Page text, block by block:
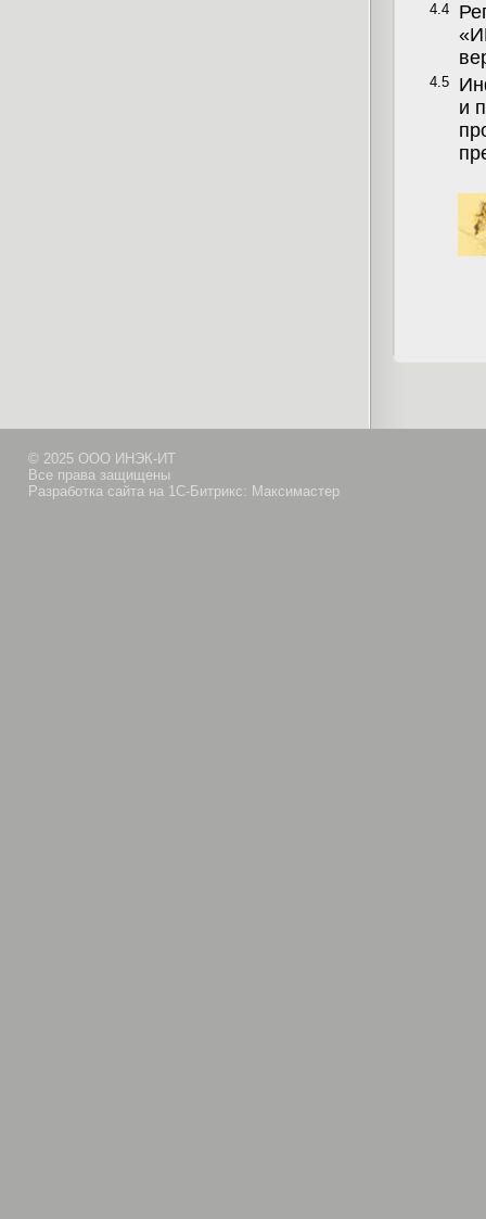
4.4
4.5
и
© 2025 ООО ИНЭК-ИТ
Все права защищены
Разработка сайта на 1С-Битрикс: Максимастер